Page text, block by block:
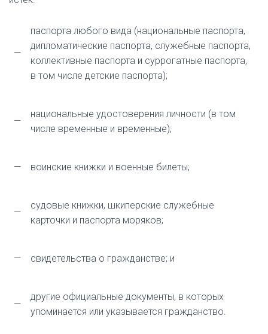
—
паспорта любого вида (национальные паспорта,
дипломатические паспорта, служебные паспорта,
коллективные паспорта и суррогатные паспорта,
в том числе детские паспорта);
—
национальные удостоверения личности (в том
числе временные и временные);
— воинские книжки и военные билеты;
—
судовые книжки, шкиперские служебные
карточки и паспорта моряков;
— свидетельства о гражданстве; и
—
другие официальные документы, в которых
упоминается или указывается гражданство.